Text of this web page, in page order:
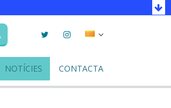
TwitterInstagramSeleccionar
NOTÍCIES CONTACTA